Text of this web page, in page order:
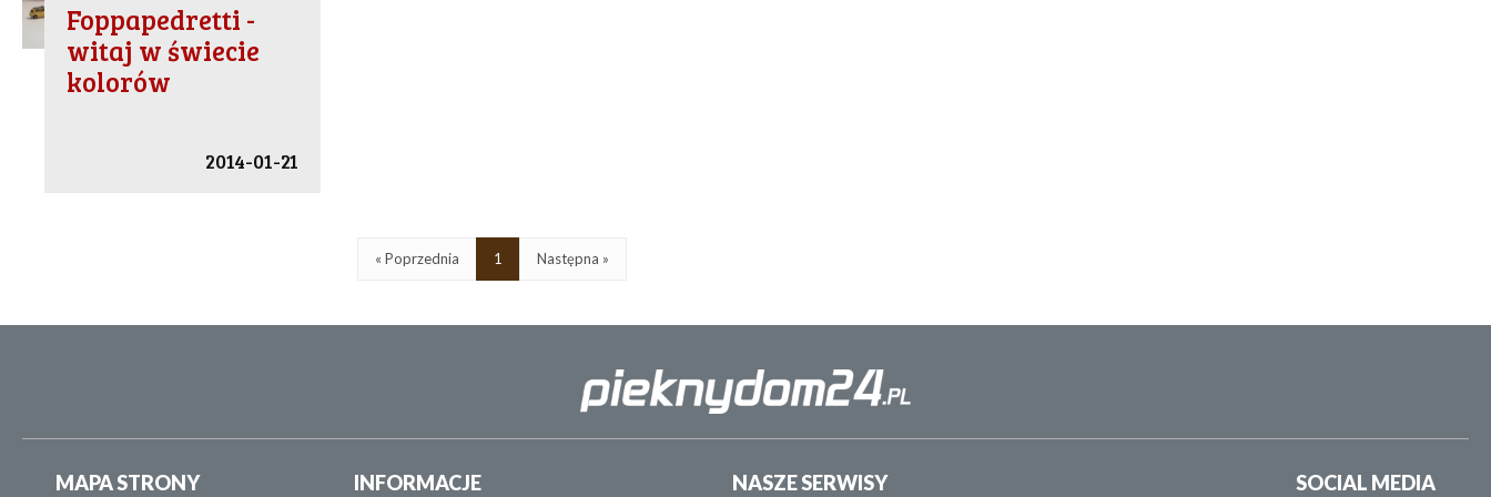
Foppapedretti -
witaj w świecie
kolorów
2014-01-21
« Poprzednia 1 Następna »
MAPA STRONY INFORMACJE NASZE SERWISY SOCIAL MEDIA